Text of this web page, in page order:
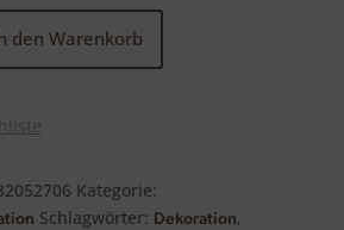
den Warenkorb
Kategorie:
Schlagwörter: Dekoration,